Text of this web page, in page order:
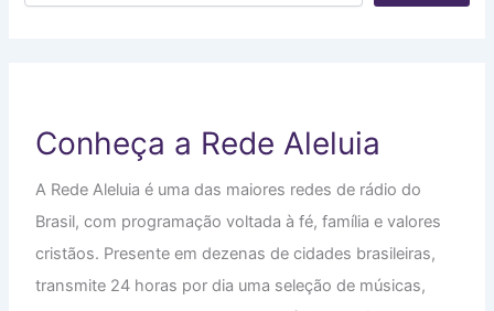
Conheça a Rede Aleluia
A Rede Aleluia é uma das maiores redes de rádio do
Brasil, com programação voltada à fé, família e valores
cristãos. Presente em dezenas de cidades brasileiras,
transmite 24 horas por dia uma seleção de músicas,